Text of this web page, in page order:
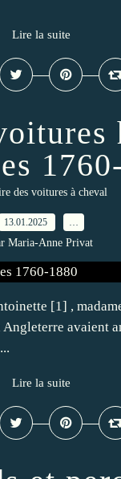
Lire la suite
des voitures à cheval
13.01.2025 …
Maria-Anne Privat
[1] ,
avaient
Lire la suite